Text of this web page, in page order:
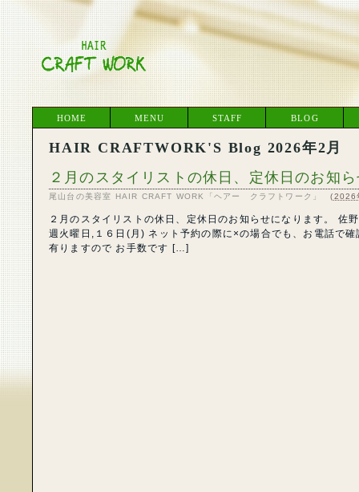
HOME MENU STAFF BLOG
HAIR CRAFTWORK'S Blog 2026年2月
２月のスタイリストの休日、定休日のお知
尾山台の美容室 HAIR CRAFT WORK「ヘアー クラフトワーク」 (2026
２月のスタイリストの休日、定休日のお知らせになります。 佐
週火曜日,１６日(月) ネット予約の際に×の場合でも、お電話で
有りますので お手数です […]